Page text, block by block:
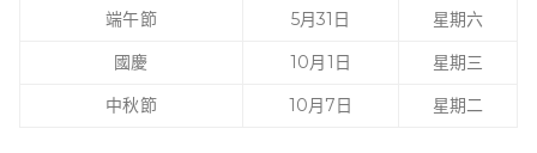
端午節
5月31日
星期六
國慶
10月1日
星期三
中秋節
10月7日 星期二